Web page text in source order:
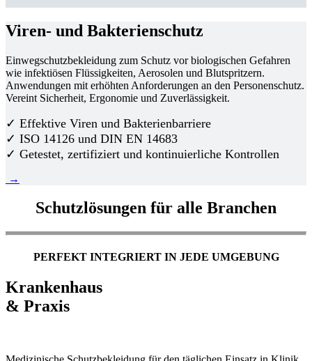
Viren- und Bakterienschutz
Einwegschutzbekleidung zum Schutz vor biologischen Gefahren
wie infektiösen Flüssigkeiten, Aerosolen und Blutspritzern.
Anwendungen mit erhöhten Anforderungen an den Personenschutz.
Vereint Sicherheit, Ergonomie und Zuverlässigkeit.
✓ Effektive Viren und Bakterienbarriere
✓ ISO 14126 und DIN EN 14683
✓ Getestet, zertifiziert und kontinuierliche Kontrollen
→
Schutzlösungen für alle Branchen
PERFEKT INTEGRIERT IN JEDE UMGEBUNG
Krankenhaus
& Praxis